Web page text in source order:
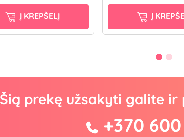
Į KREPŠELĮ Į
Šią prekę užsakyti galite
+370